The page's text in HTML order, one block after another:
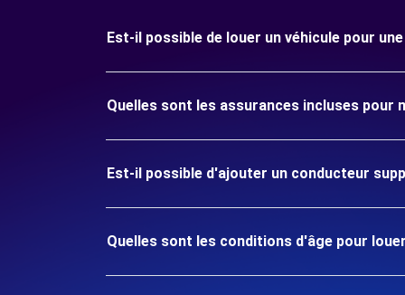
Est-il possible de louer un véhicule pour
Quelles sont les assurances incluses pour
Est-il possible d'ajouter un conducteur
Quelles sont les conditions d'âge pour